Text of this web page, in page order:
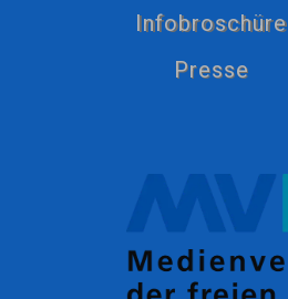
Infobroschüre
Presse